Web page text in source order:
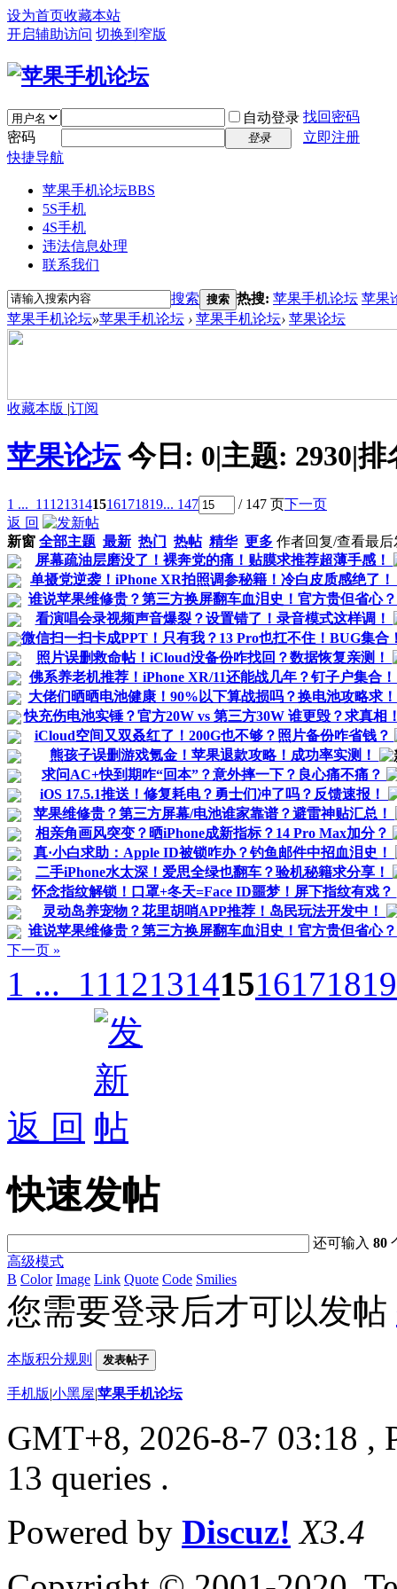
设为首页收藏本站
开启辅助访问 切换到窄版
自动登录 找回密码
密码
登录
立即注册
快捷导航
苹果手机论坛BBS
5S手机
4S手机
违法信息处理
联系我们
搜索 搜索 热搜: 苹果手机论坛 苹果
苹果手机论坛»苹果手机论坛 › 苹果手机论坛› 苹果论坛
收藏本版 |订阅
苹果论坛 今日: 0|主题: 2930|排
1 ... 11 1213141516171819... 147 / 147 页下一页
返 回
新窗 全部主题 最新 热门 热帖 精华 更多 作者回复/查看最后
屏幕疏油层磨没了！裸奔党的痛！贴膜求推荐超薄手感！
单摄党逆袭！iPhone XR拍照调参秘籍！冷白皮质感绝了！
谁说苹果维修贵？第三方换屏翻车血泪史！官方贵但省心
看演唱会录视频声音爆裂？设置错了！录音模式这样调！
微信扫一扫卡成PPT！只有我？13 Pro也扛不住！BUG集合
照片误删救命帖！iCloud没备份咋找回？数据恢复亲测！
佛系养老机推荐！iPhone XR/11还能战几年？钉子户集合
大佬们晒晒电池健康！90%以下算战损吗？换电池攻略求
快充伤电池实锤？官方20W vs 第三方30W 谁更毁？求真相
iCloud空间又双叒红了！200G也不够？照片备份咋省钱？
熊孩子误删游戏氪金！苹果退款攻略！成功率实测！
求问AC+快到期咋“回本”？意外摔一下？良心痛不痛？
iOS 17.5.1推送！修复耗电？勇士们冲了吗？反馈速报！
苹果维修贵？第三方屏幕/电池谁家靠谱？避雷神贴汇总！
相亲角画风突变？晒iPhone成新指标？14 Pro Max加分？
真·小白求助：Apple ID被锁咋办？钓鱼邮件中招血泪史！
二手iPhone水太深！爱思全绿也翻车？验机秘籍求分享！
怀念指纹解锁！口罩+冬天=Face ID噩梦！屏下指纹有戏？
灵动岛养宠物？花里胡哨APP推荐！岛民玩法开发中！
谁说苹果维修贵？第三方换屏翻车血泪史！官方贵但省心
下一页 »
1 ... 111213141516171819
返 回
快速发帖
还可输入80
高级模式
B Color Image Link Quote Code Smilies
您需要登录后才可以发帖
本版积分规则 发表帖子
手机版|小黑屋|苹果手机论坛
GMT+8, 2026-8-7 03:18 ,
13 queries .
Powered by Discuz! X3.4